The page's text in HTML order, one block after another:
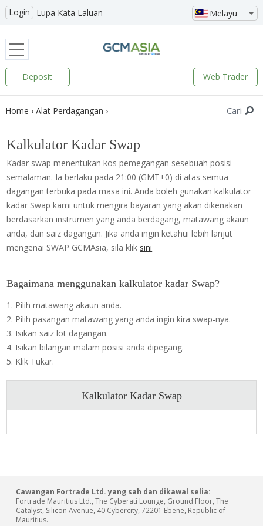
Melayu
Login Lupa Kata Laluan
Deposit Web Trader
Home › Alat Perdagangan › Cari
Kalkulator Kadar Swap
Kadar swap menentukan kos pemegangan sesebuah posisi
semalaman. Ia berlaku pada 21:00 (GMT+0) di atas semua
dagangan terbuka pada masa ini. Anda boleh gunakan kalkulator
kadar Swap kami untuk mengira bayaran yang akan dikenakan
berdasarkan instrumen yang anda berdagang, matawang akaun
anda, dan saiz dagangan. Jika anda ingin ketahui lebih lanjut
mengenai SWAP GCMAsia, sila klik sini
Bagaimana menggunakan kalkulator kadar Swap?
1. Pilih matawang akaun anda.
2. Pilih pasangan matawang yang anda ingin kira swap-nya.
3. Isikan saiz lot dagangan.
4. Isikan bilangan malam posisi anda dipegang.
5. Klik Tukar.
Kalkulator Kadar Swap
Cawangan Fortrade Ltd. yang sah dan dikawal selia:
Fortrade Mauritius Ltd., The Cyberati Lounge, Ground Floor, The
Catalyst, Silicon Avenue, 40 Cybercity, 72201 Ebene, Republic of
Mauritius.